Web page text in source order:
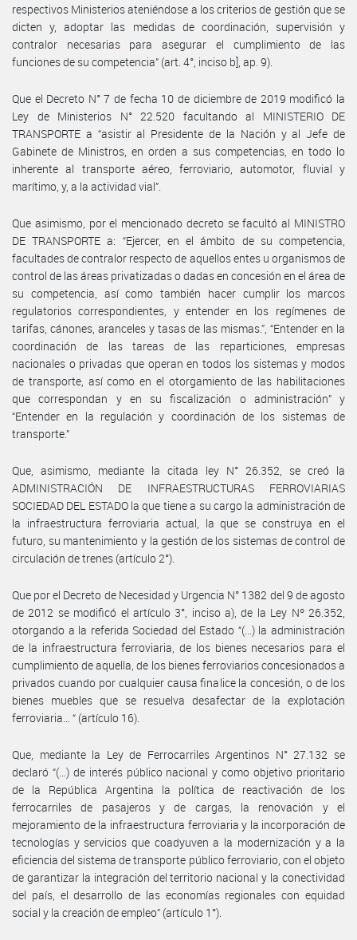
respectivos Ministerios ateniéndose a los criterios de gestión que se
dicten y, adoptar las medidas de coordinación, supervisión y
contralor necesarias para asegurar el cumplimiento de las
funciones de su competencia” (art. 4°, inciso b], ap. 9).
Que el Decreto N° 7 de fecha 10 de diciembre de 2019 modificó la
Ley de Ministerios N° 22.520 facultando al MINISTERIO DE
TRANSPORTE a “asistir al Presidente de la Nación y al Jefe de
Gabinete de Ministros, en orden a sus competencias, en todo lo
inherente al transporte aéreo, ferroviario, automotor, fluvial y
marítimo, y, a la actividad vial”.
Que asimismo, por el mencionado decreto se facultó al MINISTRO
DE TRANSPORTE a: “Ejercer, en el ámbito de su competencia,
facultades de contralor respecto de aquellos entes u organismos de
control de las áreas privatizadas o dadas en concesión en el área de
su competencia, así como también hacer cumplir los marcos
regulatorios correspondientes, y entender en los regímenes de
tarifas, cánones, aranceles y tasas de las mismas.”, “Entender en la
coordinación de las tareas de las reparticiones, empresas
nacionales o privadas que operan en todos los sistemas y modos
de transporte, así como en el otorgamiento de las habilitaciones
que correspondan y en su fiscalización o administración” y
“Entender en la regulación y coordinación de los sistemas de
transporte.”
Que, asimismo, mediante la citada ley N° 26.352, se creó la
ADMINISTRACIÓN DE INFRAESTRUCTURAS FERROVIARIAS
SOCIEDAD DEL ESTADO la que tiene a su cargo la administración de
la infraestructura ferroviaria actual, la que se construya en el
futuro, su mantenimiento y la gestión de los sistemas de control de
circulación de trenes (artículo 2°).
Que por el Decreto de Necesidad y Urgencia N° 1382 del 9 de agosto
de 2012 se modificó el artículo 3°, inciso a), de la Ley Nº 26.352,
otorgando a la referida Sociedad del Estado “(...) la administración
de la infraestructura ferroviaria, de los bienes necesarios para el
cumplimiento de aquella, de los bienes ferroviarios concesionados a
privados cuando por cualquier causa finalice la concesión, o de los
bienes muebles que se resuelva desafectar de la explotación
ferroviaria... “ (artículo 16).
Que, mediante la Ley de Ferrocarriles Argentinos N° 27.132 se
declaró “(...) de interés público nacional y como objetivo prioritario
de la República Argentina la política de reactivación de los
ferrocarriles de pasajeros y de cargas, la renovación y el
mejoramiento de la infraestructura ferroviaria y la incorporación de
tecnologías y servicios que coadyuven a la modernización y a la
eficiencia del sistema de transporte público ferroviario, con el objeto
de garantizar la integración del territorio nacional y la conectividad
del país, el desarrollo de las economías regionales con equidad
social y la creación de empleo” (artículo 1°).